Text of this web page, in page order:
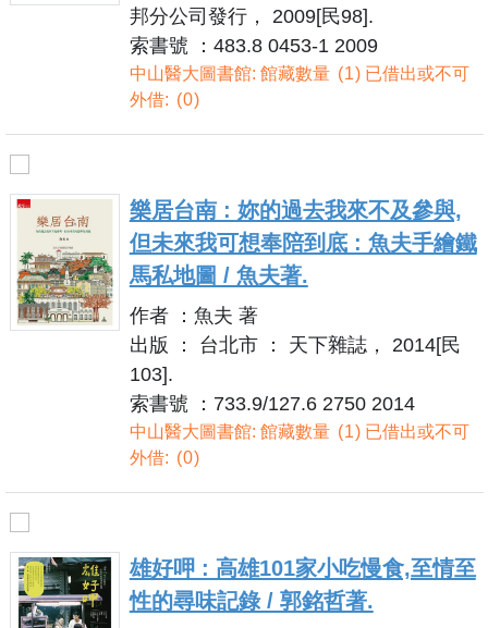
邦分公司發行， 2009[民98].
索書號 ：483.8 0453-1 2009
中山醫大圖書館: 館藏數量 1 已借出或不可
外借:
0
樂居台南 : 妳的過去我來不及參與,
但未來我可想奉陪到底 : 魚夫手繪鐵
馬私地圖 / 魚夫著.
作者 ：魚夫 著
出版 ： 台北市 ： 天下雜誌， 2014[民
103].
索書號 ：733.9/127.6 2750 2014
中山醫大圖書館: 館藏數量 1 已借出或不可
外借:
0
雄好呷 : 高雄101家小吃慢食,至情至
性的尋味記錄 / 郭銘哲著.